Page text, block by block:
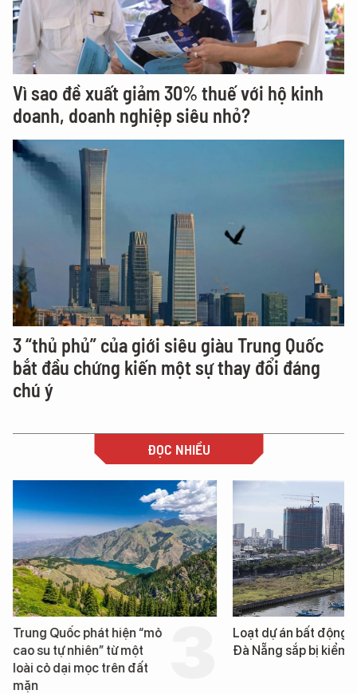
Vì sao đề xuất giảm 30% thuế với hộ kinh
doanh, doanh nghiệp siêu nhỏ?
3 “thủ phủ” của giới siêu giàu Trung Quốc
bắt đầu chứng kiến một sự thay đổi đáng
chú ý
ĐỌC NHIỀU
Trung Quốc phát hiện “mỏ
cao su tự nhiên” từ một
loài cỏ dại mọc trên đất
mặn
Loạt dự án bất động
Đà Nẵng sắp bị kiểm